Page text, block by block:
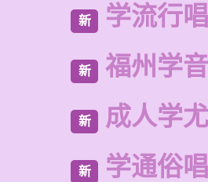
新 学流行
新 福州学
新 成人学
新 学通俗